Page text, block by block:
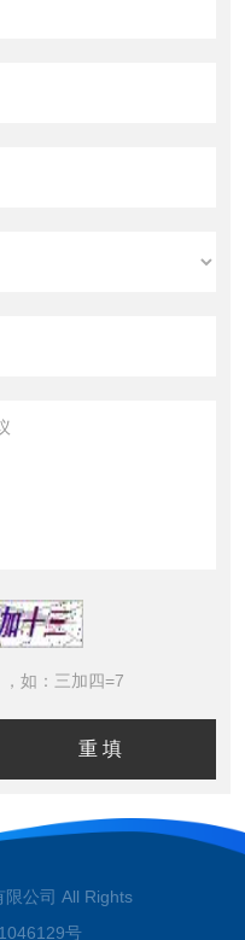
如：三加四=7
公司 All Rights
号